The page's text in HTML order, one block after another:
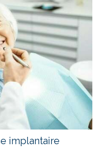
implantaire